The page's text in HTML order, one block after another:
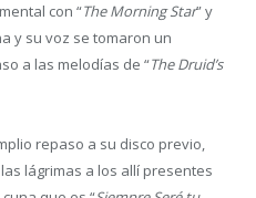
con “The Morning Star” y
y su voz se tomaron un
a las melodías de “The Druid’s
repaso a su disco previo,
lágrimas a los allí presentes